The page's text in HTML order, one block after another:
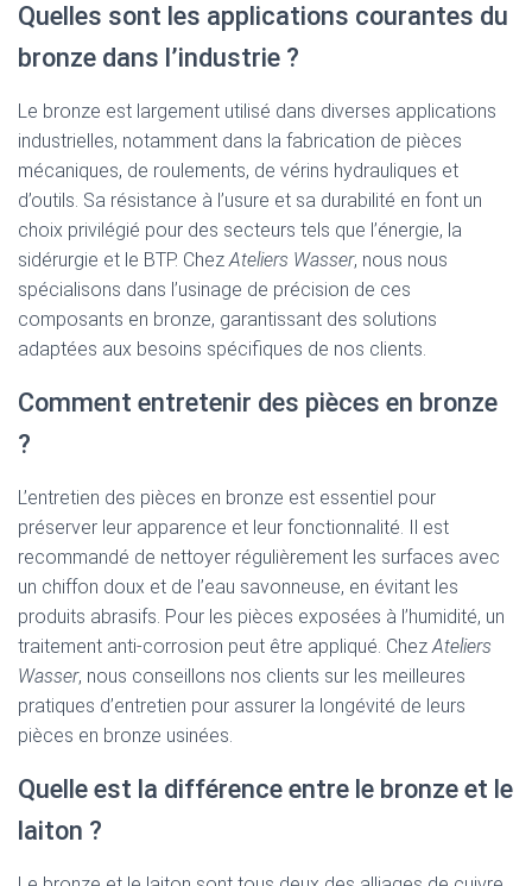
Quelles sont les applications courantes du
bronze dans l’industrie ?
Le bronze est largement utilisé dans diverses applications
industrielles, notamment dans la fabrication de pièces
mécaniques, de roulements, de vérins hydrauliques et
d’outils. Sa résistance à l’usure et sa durabilité en font un
choix privilégié pour des secteurs tels que l’énergie, la
sidérurgie et le BTP. ChezAteliers Wasser, nous nous
spécialisons dans l’usinage de précision de ces
composants en bronze, garantissant des solutions
adaptées aux besoins spécifiques de nos clients.
Comment entretenir des pièces en bronze
?
L’entretien des pièces en bronze est essentiel pour
préserver leur apparence et leur fonctionnalité. Il est
recommandé de nettoyer régulièrement les surfaces avec
un chiffon doux et de l’eau savonneuse, en évitant les
produits abrasifs. Pour les pièces exposées à l’humidité, un
traitement anti-corrosion peut être appliqué. ChezAteliers
Wasser, nous conseillons nos clients sur les meilleures
pratiques d’entretien pour assurer la longévité de leurs
pièces en bronze usinées.
Quelle est la différence entre le bronze et le
laiton ?